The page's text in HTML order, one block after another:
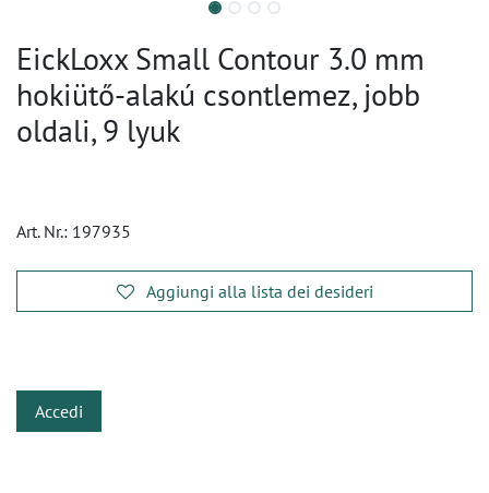
EickLoxx Small Contour 3.0 mm
hokiütő-alakú csontlemez, jobb
oldali, 9 lyuk
Art. Nr.: 197935
Aggiungi alla lista dei desideri
Accedi